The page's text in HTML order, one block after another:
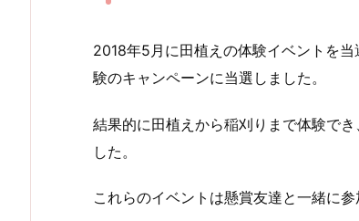
2018年5 月に田植えの体験イベントを当
験のキャンペーンに当選しました。
結果的に田植えから稲刈りまで体験で
した。
これらのイベントは懸賞友達と一緒に